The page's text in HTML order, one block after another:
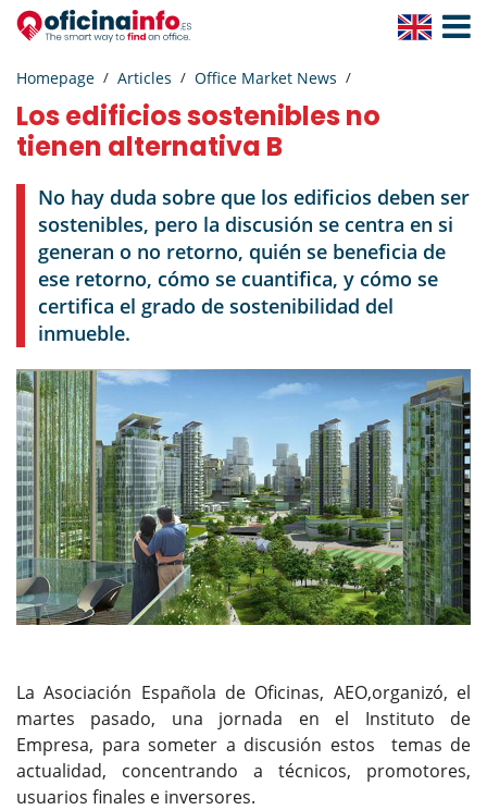
Toggle
Homepage Articles Office Market News
Los edificios sostenibles no
tienen alternativa B
No hay duda sobre que los edificios deben ser
sostenibles, pero la discusión se centra en si
generan o no retorno, quién se beneficia de
ese retorno, cómo se cuantifica, y cómo se
certifica el grado de sostenibilidad del
inmueble.
La Asociación Española de Oficinas, AEO,organizó, el
martes pasado, una jornada en el Instituto de
Empresa, para someter a discusión estos temas de
actualidad, concentrando a técnicos, promotores,
usuarios finales e inversores.